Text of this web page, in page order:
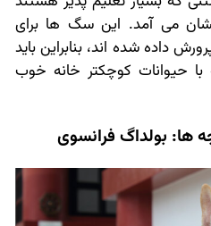
می آمد. این سگ ها برای
داده شده اند، بنابراین باید
با حیوانات کوچکتر خانه خوب